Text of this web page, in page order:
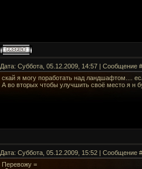
Дата: Суббота, 05.12.2009, 14:57 | Сообщение #
скай я могу поработать над ландшафтом....
А во вторых чтобы улучшить своё место я н
Дата: Суббота, 05.12.2009, 15:52 | Сообщение #
Перевожу =